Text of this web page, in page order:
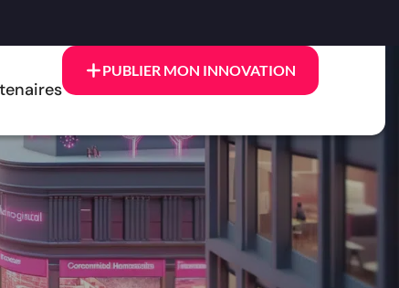
PUBLIER MON INNOVATION